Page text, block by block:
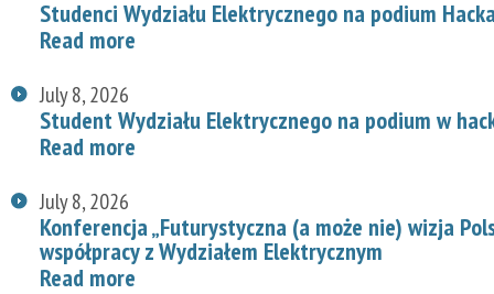
Studenci Wydziału Elektrycznego na podium
Read more
July 8, 2026
Student Wydziału Elektrycznego na podium w
Read more
July 8, 2026
Konferencja „Futurystyczna (a może nie) wizja
współpracy z Wydziałem Elektrycznym
Read more